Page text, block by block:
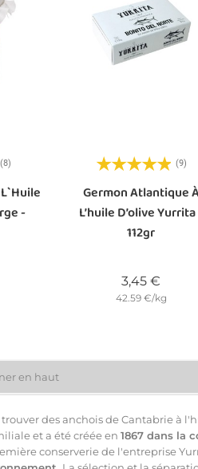
(8)
-
(9)
Germon Atlantique
L’huile D’olive
112gr
3,45 €
42.59 €/kg
en haut
trouver des anchois de Cantabrie
et a été créée en 1867 dans la
conserverie de l'entreprise